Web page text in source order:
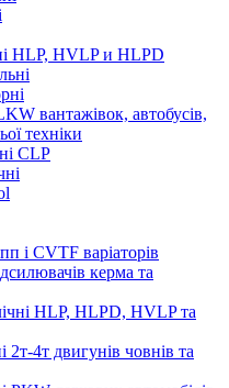
HLP, HVLP и HLPD
вантажівок, автобусів,
техніки
CLP
і CVTF варіаторів
керма та
HLP, HLPD, HVLP та
4т двигунів човнів та